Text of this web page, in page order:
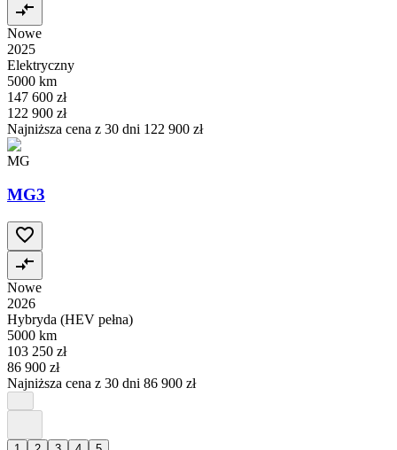
Nowe
2025
Elektryczny
5000 km
147 600 zł
122 900 zł
Najniższa cena z 30 dni 122 900 zł
MG
MG3
Nowe
2026
Hybryda (HEV pełna)
5000 km
103 250 zł
86 900 zł
Najniższa cena z 30 dni 86 900 zł